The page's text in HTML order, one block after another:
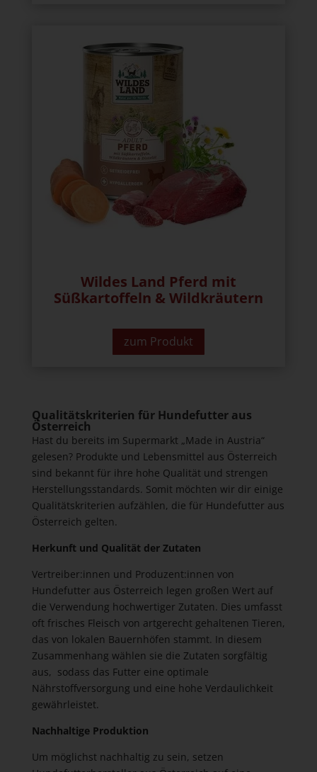
Wildes Land Pferd mit
Süßkartoffeln & Wildkräutern
zum Produkt
Qualitätskriterien für Hundefutter aus
Österreich
Hast du bereits im Supermarkt „Made in Austria“
gelesen? Produkte und Lebensmittel aus Österreich
sind bekannt für ihre hohe Qualität und strengen
Herstellungsstandards. Somit möchten wir dir einige
Qualitätskriterien aufzählen, die für Hundefutter aus
Österreich gelten.
Herkunft und Qualität der Zutaten
Vertreiber:innen und Produzent:innen von
Hundefutter aus Österreich legen großen Wert auf
die Verwendung hochwertiger Zutaten. Dies umfasst
oft frisches Fleisch von artgerecht gehaltenen Tieren,
das von lokalen Bauernhöfen stammt. In diesem
Zusammenhang wählen sie die Zutaten sorgfältig
aus, sodass das Futter eine optimale
Nährstoffversorgung und eine hohe Verdaulichkeit
gewährleistet.
Nachhaltige Produktion
Um möglichst nachhaltig zu sein, setzen